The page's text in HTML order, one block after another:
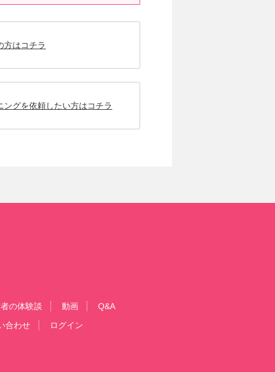
方はコチラ
ングを依頼したい方はコチラ
の体験談 動画
Q&A
合わせ ログイン